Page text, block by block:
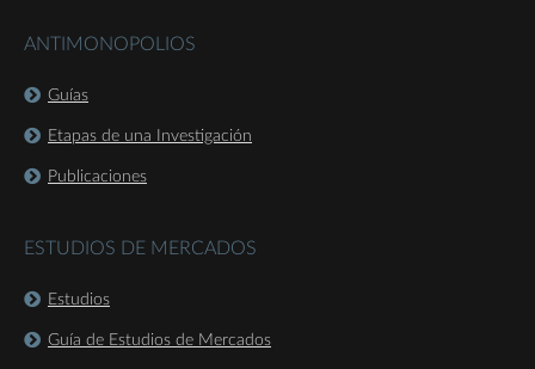
ANTIMONOPOLIOS
Guías
Etapas de una Investigación
Publicaciones
ESTUDIOS DE MERCADOS
Estudios
Guía de Estudios de Mercados